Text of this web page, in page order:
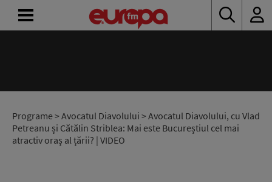
Programe> Avocatul Diavolului > Avocatul Diavolului, cu Vlad
Petreanu și Cătălin Striblea: Mai este Bucureștiul cel mai
atractiv oraș al țării? | VIDEO
RADIO
CONCURSURI